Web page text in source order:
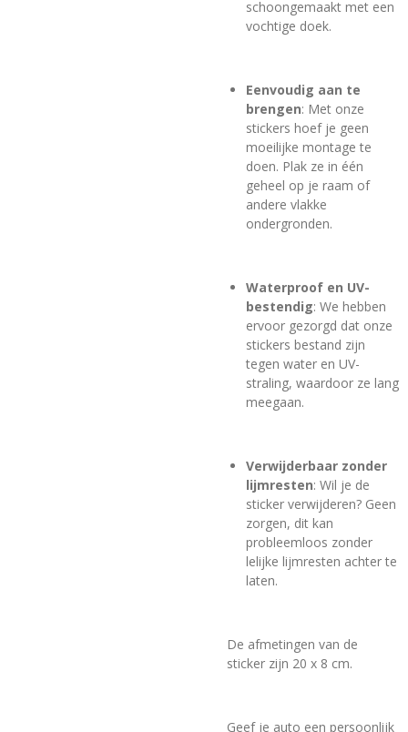
schoongemaakt met een
vochtige doek.
Eenvoudig aan te
brengen: Met onze
stickers hoef je geen
moeilijke montage te
doen. Plak ze in één
geheel op je raam of
andere vlakke
ondergronden.
Waterproof en UV-
bestendig: We hebben
ervoor gezorgd dat onze
stickers bestand zijn
tegen water en UV-
straling, waardoor ze lang
meegaan.
Verwijderbaar zonder
lijmresten: Wil je de
sticker verwijderen? Geen
zorgen, dit kan
probleemloos zonder
lelijke lijmresten achter te
laten.
De afmetingen van de
sticker zijn 20 x 8 cm.
Geef je auto een persoonlijk